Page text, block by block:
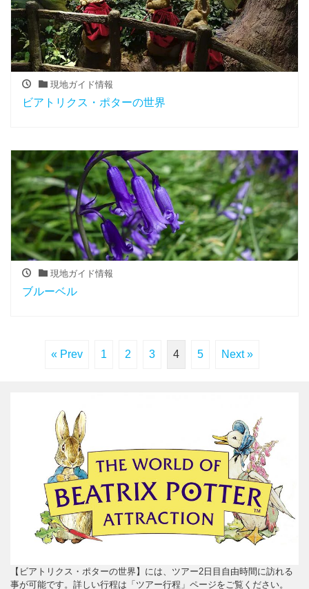
現地ガイド情報
ビアトリクス・ポターの世界
現地ガイド情報
ブルーベル
« Prev 1 2 3 4 5 Next »
【ビアトリクス・ポターの世界】には、ツアー2日目自由時間に訪れる
事が可能です。詳しい行程は「ツアー行程」ページをご覧ください。